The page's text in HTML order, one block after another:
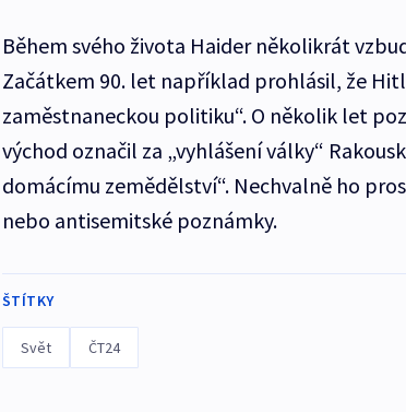
Během svého života Haider několikrát
Začátkem 90. let například prohlásil, že
zaměstnaneckou politiku“. O několik let
východ označil za „vyhlášení války“
domácímu zemědělství“. Nechvalně ho
nebo antisemitské poznámky.
ŠTÍTKY
Svět ČT24